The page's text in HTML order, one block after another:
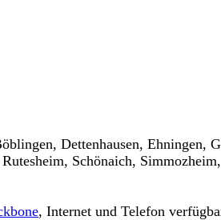
Dettenhausen, Ehningen,
Schönaich,
, Internet und Telefon